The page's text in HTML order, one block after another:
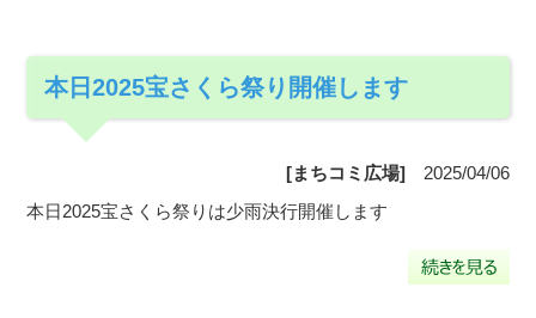
本日2025宝さくら祭り開催します
[まちコミ広場] 2025/04/06
本日2025宝さくら祭りは少雨決行開催します